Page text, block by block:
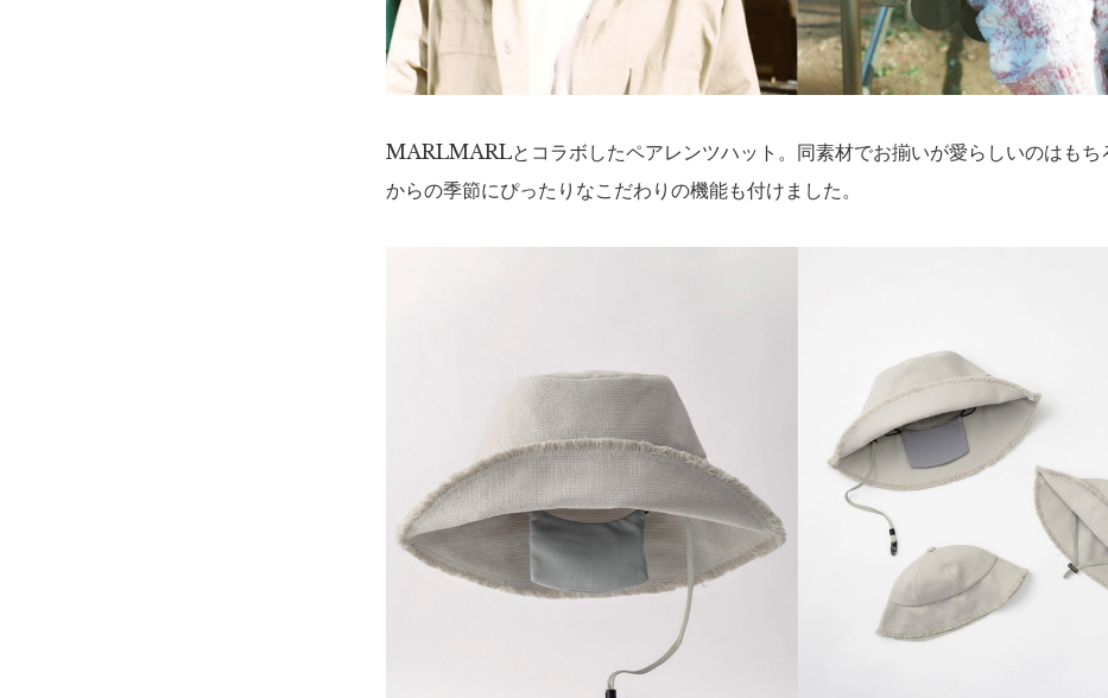
MARLMARLとコラボしたペアレンツハット。同素材でお揃いが愛らしいのはもち
からの季節にぴったりなこだわりの機能も付けました。